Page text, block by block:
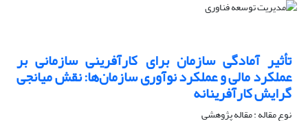
تأثیر آمادگی سازمان برای کارآفرینی سازمانی بر
عملکرد مالی و عملکرد نوآوری سازمان‌ها: نقش میانجی
گرایش کارآفرینانه
نوع مقاله : مقاله پژوهشی